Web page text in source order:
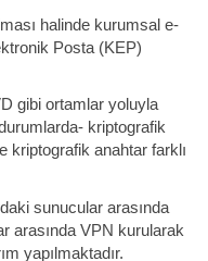
halinde kurumsal e-
Posta (KEP)
gibi ortamlar yoluyla
kriptografik
kriptografik anahtar farklı
sunucular arasında
arasında VPN kurularak
yapılmaktadır.